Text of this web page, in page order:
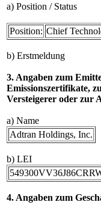
a) Position / Status
Position: Chief
b) Erstmeldung
3. Angaben zum
Emissionszertifikate,
Versteigerer oder zur
a) Name
Adtran Holdings, Inc.
b) LEI
4. Angaben zum